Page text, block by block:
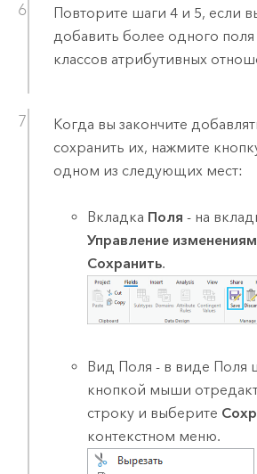
Повторите шаги 4 и 5, если
добавить более одного поля
классов атрибутивных
Когда вы закончите
сохранить их, нажмите
одном из следующих мест:
Вкладка Поля - на
Управление
Сохранить.
Вид Поля - в виде Поля
кнопкой мыши
строку и выберите
контекстном меню.